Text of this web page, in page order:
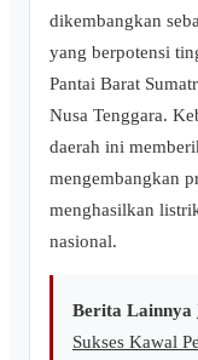
dikembangkan
yang berpotensi
Pantai Barat
Nusa Tenggara.
daerah ini
mengembangkan
menghasilkan
nasional.
Berita Lainnya
Sukses Kawal